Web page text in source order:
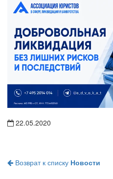
22.05.2020
Возврат к списку Новости